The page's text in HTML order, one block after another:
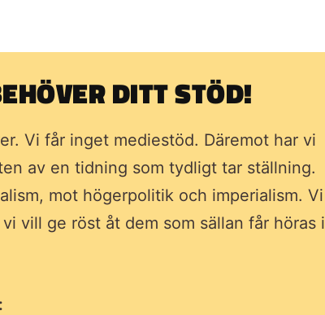
DITT STÖD!
Vi får inget mediestöd. Däremot har vi
av en tidning som tydligt tar ställning.
mot högerpolitik och imperialism. Vi
vill ge röst åt dem som sällan får höras i